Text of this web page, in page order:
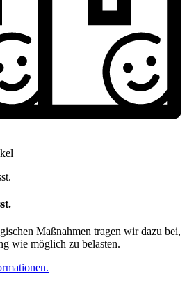
Maßnahmen tragen wir dazu bei,
wie möglich zu belasten.